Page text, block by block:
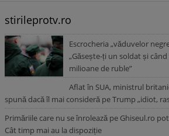
stirileprotv.ro
Escrocheria „văduvelor
„Găsește-ți un soldat și
milioane de ruble”
Aflat în SUA, ministrul
spună dacă îl mai consideră pe Trump „idiot,
Primăriile care nu se înrolează pe Ghiseul.ro
Cât timp mai au la dispoziție